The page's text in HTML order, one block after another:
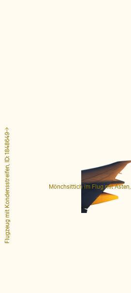
Mönchsittich im Flug mit
Flugzeug mit Kondensstreifen, ID: 1848649